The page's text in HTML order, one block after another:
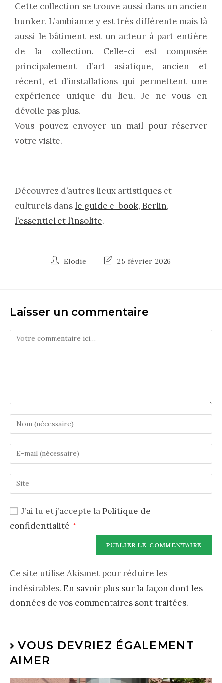
Cette collection se trouve aussi dans un ancien
bunker. L’ambiance y est très différente mais là
aussi le bâtiment est un acteur à part entière
de la collection. Celle-ci est composée
principalement d’art asiatique, ancien et
récent, et d’installations qui permettent une
expérience unique du lieu. Je ne vous en
dévoile pas plus.
Vous pouvez envoyer un mail pour réserver
votre visite.
Découvrez d’autres lieux artistiques et
culturels dansle guide e-book, Berlin,
l’essentiel et l’insolite.
Elodie 25 février 2026
Laisser un commentaire
J’ai lu et j’accepte laPolitique de
confidentialité
*
Ce site utilise Akismet pour réduire les
indésirables. En savoir plus sur la façon dont les
données de vos commentaires sont traitées.
VOUS DEVRIEZ ÉGALEMENT
AIMER